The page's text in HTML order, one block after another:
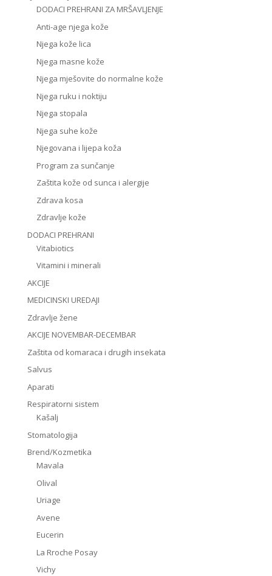
DODACI PREHRANI ZA MRŠAVLJENJE
Anti-age njega kože
Njega kože lica
Njega masne kože
Njega mješovite do normalne kože
Njega ruku i noktiju
Njega stopala
Njega suhe kože
Njegovana i lijepa koža
Program za sunčanje
Zaštita kože od sunca i alergije
Zdrava kosa
Zdravlje kože
DODACI PREHRANI
Vitabiotics
Vitamini i minerali
AKCIJE
MEDICINSKI UREDAJI
Zdravlje žene
AKCIJE NOVEMBAR-DECEMBAR
Zaštita od komaraca i drugih insekata
Salvus
Aparati
Respiratorni sistem
Kašalj
Stomatologija
Brend/Kozmetika
Mavala
Olival
Uriage
Avene
Eucerin
La Rroche Posay
Vichy